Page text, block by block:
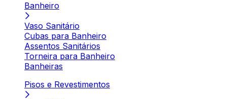
Banheiro
Vaso Sanitário
Cubas para Banheiro
Assentos Sanitários
Torneira para Banheiro
Banheiras
Pisos e Revestimentos